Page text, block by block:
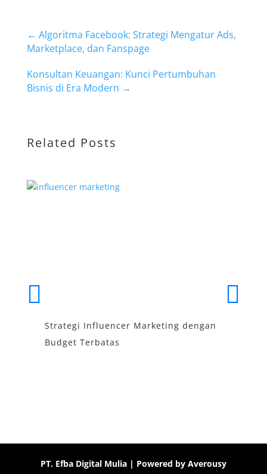
← Algoritma Facebook: Strategi Mengatur Ads,
Marketplace, dan Fanspage
Konsultan Keuangan: Kunci Pertumbuhan
Bisnis di Era Modern →
Related Posts
Strategi Influencer Marketing dengan
Budget Terbatas
PT. Efba Digital Mulia | Powered by Averousy